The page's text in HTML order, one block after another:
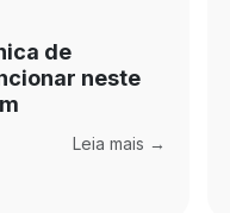
de
neste
Leia mais →